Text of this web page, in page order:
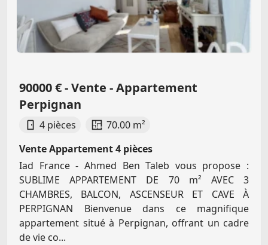
90000 € - Vente - Appartement
Perpignan
4 pièces
70.00 m²
Vente Appartement 4 pièces
Iad France - Ahmed Ben Taleb vous propose :
SUBLIME APPARTEMENT DE 70 m² AVEC 3
CHAMBRES, BALCON, ASCENSEUR ET CAVE À
PERPIGNAN Bienvenue dans ce magnifique
appartement situé à Perpignan, offrant un cadre
de vie co...